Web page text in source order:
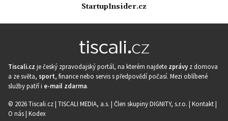
StartupInsider.cz
Tiscali.cz je český zpravodajský portál, na kterém najdete zprávy z domova
a ze světa, sport, finance nebo servis s předpovědí počasí. Mezi oblíbené
služby patří i e-mail zdarma.
© 2026 Tiscali.cz | TISCALI MEDIA, a.s. | Člen skupiny DIGNITY, s.r.o. | Kontakt|
O nás| Kodex